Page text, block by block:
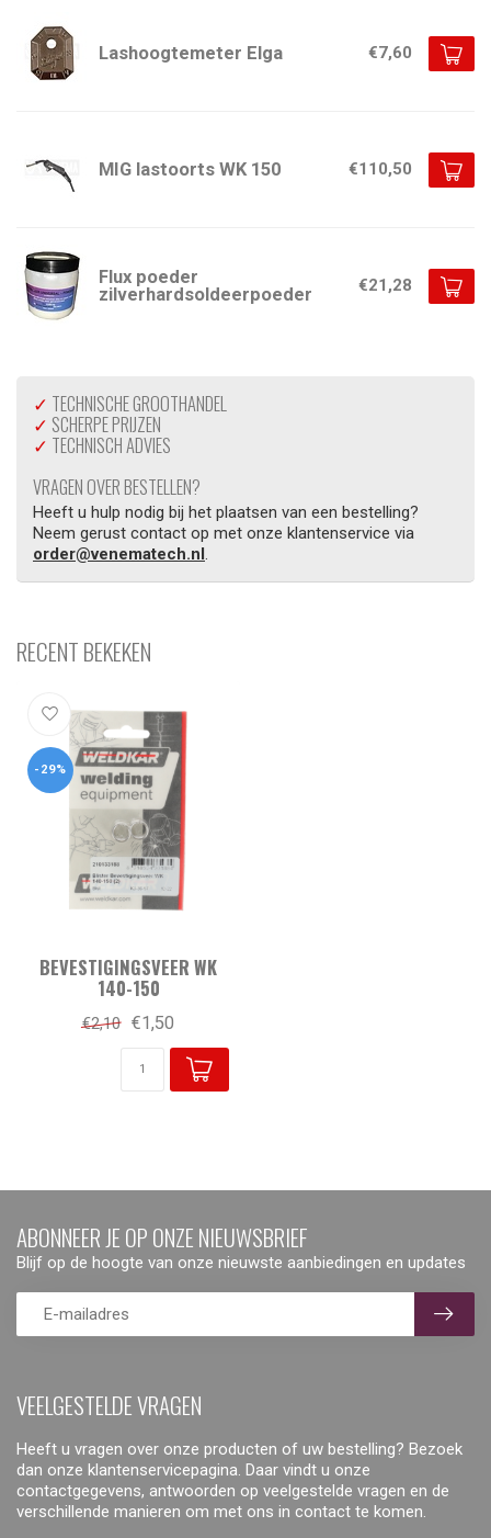
Lashoogtemeter Elga €7,60
MIG lastoorts WK 150 €110,50
Flux poeder
zilverhardsoldeerpoeder
€21,28
✓ TECHNISCHE GROOTHANDEL
✓ SCHERPE PRIJZEN
✓ TECHNISCH ADVIES
VRAGEN OVER BESTELLEN?
Heeft u hulp nodig bij het plaatsen van een bestelling?
Neem gerust contact op met onze klantenservice via
order@venematech.nl.
RECENT BEKEKEN
-29%
BEVESTIGINGSVEER WK
140-150
€2,10 €1,50
VEELGESTELDE VRAGEN
Heeft u vragen over onze producten of uw bestelling? Bezoek
dan onze klantenservicepagina. Daar vindt u onze
contactgegevens, antwoorden op veelgestelde vragen en de
verschillende manieren om met ons in contact te komen.
ABONNEER JE OP ONZE NIEUWSBRIEF
Blijf op de hoogte van onze nieuwste aanbiedingen en updates